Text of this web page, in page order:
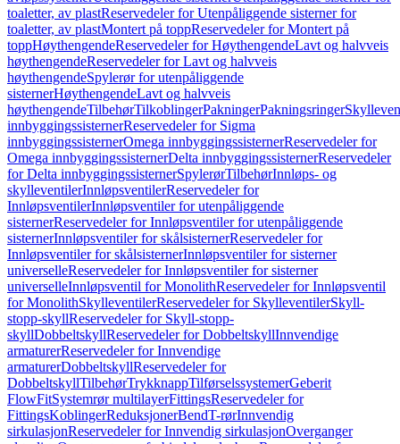
toaletter, av plastReservedeler for Utenpåliggende sisterner for
toaletter, av plastMontert på toppReservedeler for Montert på
toppHøythengendeReservedeler for HøythengendeLavt og halvveis
høythengendeReservedeler for Lavt og halvveis
høythengendeSpylerør for utenpåliggende
sisternerHøythengendeLavt og halvveis
høythengendeTilbehørTilkoblingerPakningerPakningsringer
innbyggingssisternerReservedeler for Sigma
innbyggingssisternerOmega innbyggingssisternerReservedeler for
Omega innbyggingssisternerDelta innbyggingssisternerReservedeler
for Delta innbyggingssisternerSpylerørTilbehørInnløps- og
skylleventilerInnløpsventilerReservedeler for
InnløpsventilerInnløpsventiler for utenpåliggende
sisternerReservedeler for Innløpsventiler for utenpåliggende
sisternerInnløpsventiler for skålsisternerReservedeler for
Innløpsventiler for skålsisternerInnløpsventiler for sisterner
universelleReservedeler for Innløpsventiler for sisterner
universelleInnløpsventil for MonolithReservedeler for Innløpsventil
for MonolithSkylleventilerReservedeler for SkylleventilerSkyll-
stopp-skyllReservedeler for Skyll-stopp-
skyllDobbeltskyllReservedeler for DobbeltskyllInnvendige
armaturerReservedeler for Innvendige
armaturerDobbeltskyllReservedeler for
DobbeltskyllTilbehørTrykknappTilførselssystemerGeberit
FlowFitSystemrør multilayerFittingsReservedeler for
FittingsKoblingerReduksjonerBendT-rørInnvendig
sirkulasjonReservedeler for Innvendig sirkulasjonOverganger